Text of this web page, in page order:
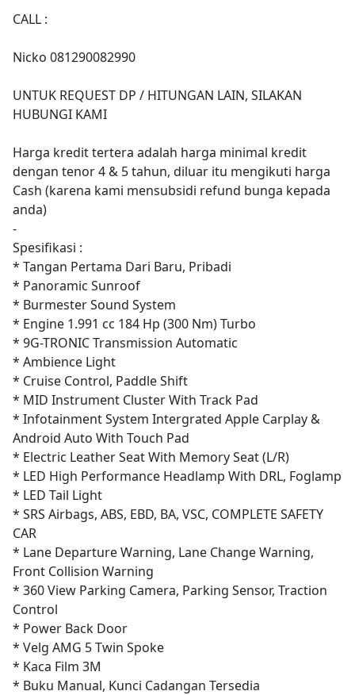
CALL :
Nicko 081290082990
UNTUK REQUEST DP / HITUNGAN LAIN, SILAKAN
HUBUNGI KAMI
Harga kredit tertera adalah harga minimal kredit
dengan tenor 4 & 5 tahun, diluar itu mengikuti harga
Cash (karena kami mensubsidi refund bunga kepada
anda)
-
Spesifikasi :
* Tangan Pertama Dari Baru, Pribadi
* Panoramic Sunroof
* Burmester Sound System
* Engine 1.991 cc 184 Hp (300 Nm) Turbo
* 9G-TRONIC Transmission Automatic
* Ambience Light
* Cruise Control, Paddle Shift
* MID Instrument Cluster With Track Pad
* Infotainment System Intergrated Apple Carplay &
Android Auto With Touch Pad
* Electric Leather Seat With Memory Seat (L/R)
* LED High Performance Headlamp With DRL, Foglamp
* LED Tail Light
* SRS Airbags, ABS, EBD, BA, VSC, COMPLETE SAFETY
CAR
* Lane Departure Warning, Lane Change Warning,
Front Collision Warning
* 360 View Parking Camera, Parking Sensor, Traction
Control
* Power Back Door
* Velg AMG 5 Twin Spoke
* Kaca Film 3M
* Buku Manual, Kunci Cadangan Tersedia